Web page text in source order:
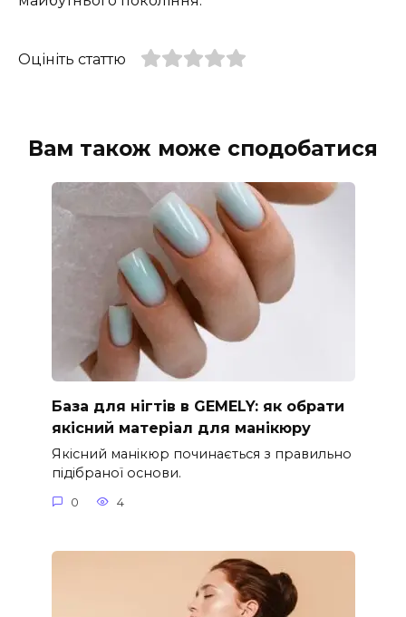
Оцініть статтю
Вам також може сподобатися
База для нігтів в GEMELY: як обрати
якісний матеріал для манікюру
Якісний манікюр починається з правильно
підібраної основи.
0 4